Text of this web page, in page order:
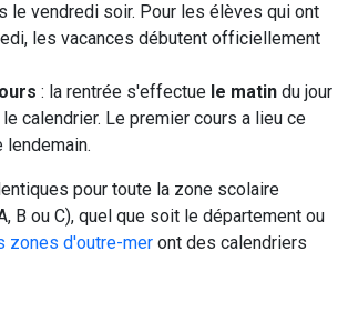
le vendredi soir. Pour les élèves qui ont
les vacances débutent officiellement
: la rentrée s'effectue le matin du jour
calendrier. Le premier cours a lieu ce
lendemain.
pour toute la zone scolaire
B ou C), quel que soit le département ou
zones d'outre-mer ont des calendriers